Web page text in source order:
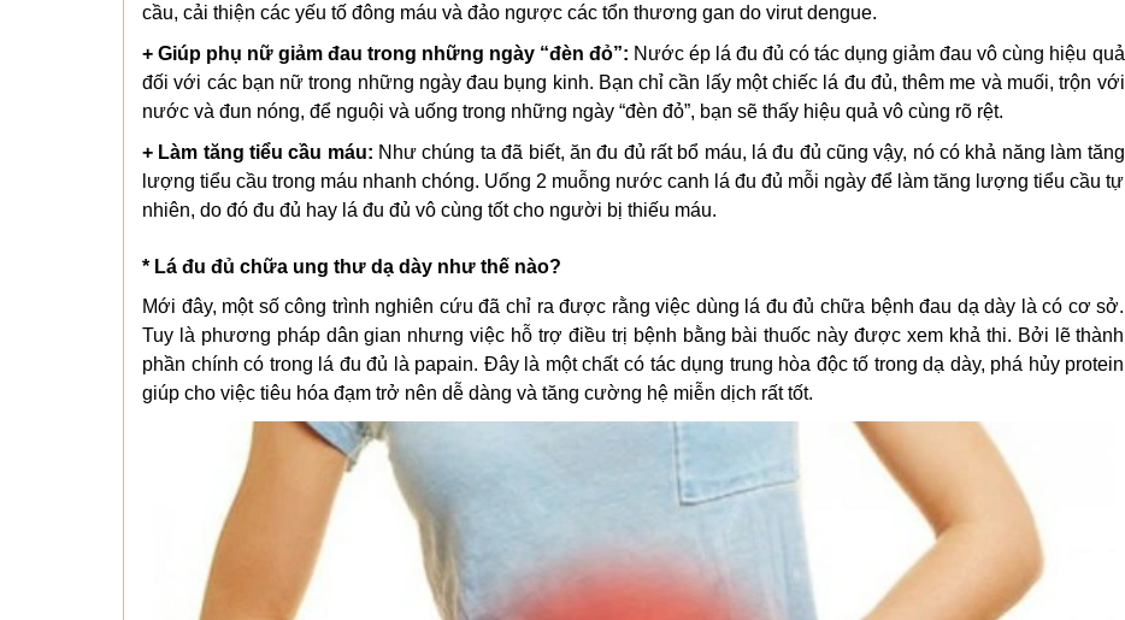
cầu, cải thiện các yếu tố đông máu và đảo ngược các tổn thương gan do virut dengue.
+ Giúp phụ nữ giảm đau trong những ngày “đèn đỏ”: Nước ép lá đu đủ có tác dụng giảm đau vô cùng hiệu quả
đối với các bạn nữ trong những ngày đau bụng kinh. Bạn chỉ cần lấy một chiếc lá đu đủ, thêm me và muối, trộn với
nước và đun nóng, để nguội và uống trong những ngày “đèn đỏ”, bạn sẽ thấy hiệu quả vô cùng rõ rệt.
+ Làm tăng tiểu cầu máu: Như chúng ta đã biết, ăn đu đủ rất bổ máu, lá đu đủ cũng vậy, nó có khả năng làm tăng
lượng tiểu cầu trong máu nhanh chóng. Uống 2 muỗng nước canh lá đu đủ mỗi ngày để làm tăng lượng tiểu cầu tự
nhiên, do đó đu đủ hay lá đu đủ vô cùng tốt cho người bị thiếu máu.
* Lá đu đủ chữa ung thư dạ dày như thế nào?
Mới đây, một số công trình nghiên cứu đã chỉ ra được rằng việc dùng lá đu đủ chữa bệnh đau dạ dày là có cơ sở.
Tuy là phương pháp dân gian nhưng việc hỗ trợ điều trị bệnh bằng bài thuốc này được xem khả thi. Bởi lẽ thành
phần chính có trong lá đu đủ là papain. Đây là một chất có tác dụng trung hòa độc tố trong dạ dày, phá hủy protein
giúp cho việc tiêu hóa đạm trở nên dễ dàng và tăng cường hệ miễn dịch rất tốt.